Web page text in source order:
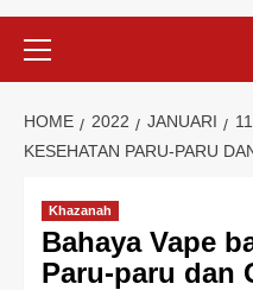
HOME 2022 JANUARI 11
KESEHATAN PARU-PARU
Khazanah
Bahaya Vape
Paru-paru dan